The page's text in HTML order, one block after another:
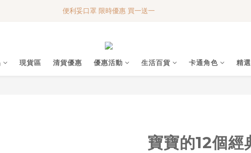
便利妥口罩 限時優惠 買一送一
便利妥口罩 限時優惠 買一送一
現貨區 清貨優惠 優惠活動 生活百貨 卡通角色 精
寶寶的12個經